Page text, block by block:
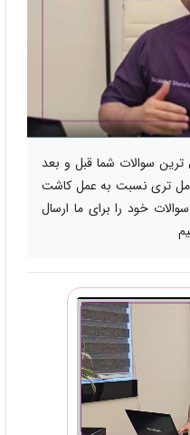
سوالات شما قبل و بعد
تری نسبت به عمل کاشت
خود را برای ما ارسال